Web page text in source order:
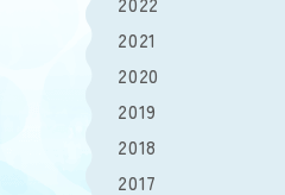
2021
2020
2019
2018
2017